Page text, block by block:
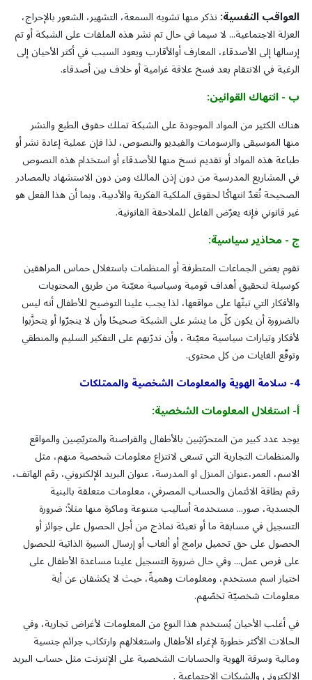
العواقب النفسية: نذكر منها تشويه السمعة، التشهير، الشعور بالإحراج،
العزلة الاجتماعية... لا سيما في حال تم نشر هذه الملفات على الشبكة أو تم
إرسالها إلى الأصدقاء، المعارف أوالأقارب ويعود السبب في أكثر الأحيان إلى
الرغبة في الانتقام بعد فسخ علاقة غرامية أو خلاف بين أصدقاء.
ب -انتهاكالقوانين:
هناك الكثير من المواد الموجودة على الشبكة تملك حقوق الطبع والنشر
منها الموسيقى والرسومات والفيديو والنصوص، لذا فإن عملية إعادة نشر أو
طباعة هذه المواد أو تقديم نسخ منها للأصدقاء أو استخدام هذه النصوص
في المشاريع المدرسية من دون إذن المالك ومن دون الاستشهاد بالمصادر
الصحيحة تُعَدّ انتهاكًا لحقوق الملكية الفكرية والأدبية، وبما أن هذا الفعل هو
غير قانوني فإنه يعرّض الفاعل للملاحقة القانونية.
ج-محاذيرسياسية:
تقوم بعض الجماعات المتطرفة أو المنظمات باستغلال حماس المراهقين
كوسيلة لتحقيق أهداف قومية وسياسية معيّنة من طريق المحتويات
والأفكار التي تبثّها على مواقعها، لذا يجب علينا التوضيح للأطفال أنه ليس
بالضرورة أن يكون كلّ ما ينشر على الشبكة صحيحًا وأن لا ينجرّوا أو يتحزَّبوا
لأفكار وتيارات سياسية معيّنة ، وأن ندرّبهم على التفكير السليم والمنطقي
وتوقّع الغايات من كل محتوى.
4- سلامة الهوية والمعلومات الشخصية والممتلكات
أ-استغلالالمعلوماتالشخصية:
يوجد عدد كبير من المتحرّشِين بالأطفال والقراصنة والمتربّصِين والمواقع
والمنظمات التجارية التي تسعى لانتزاع معلومات شخصية منهم، مثل
الاسم، العمر،عنوان المنزل او المدرسة، عنوان البريد الإلكتروني، رقم الهاتف،
رقم بطاقة الائتمان والحساب المصرفي، معلومات متعلقة بالبنية
الجسدية، صور... مستخدمة أساليب متنوعة وماكرة منها مثلاً: ضرورة
التسجيل في مسابقة ما أو تعبئة نماذج من أجل الحصول على جوائز أو
الحصول على حق تحميل برامج أو ألعاب أو إرسال السيرة الذاتية للحصول
على فرص عمل... وفي حال ضرورة التسجيل علينا مساعدة الأطفال على
اختيار اسم مستخدم، ومعلومات وهميةّ، حيث لا يكشفان عن أية
معلومات شخصيّة تخصّهم.
في أغلب الأحيان يُستخدم هذا النوع من المعلومات لأغراض تجارية، وفي
الحالات الأكثر خطورة لإغراء الأطفال واستغلالهم وارتكاب جرائم جنسية
ومالية وسرقة الهوية والحسابات الشخصية على الإنترنت مثل حساب البريد
الإلكتروني والشبكات الاجتماعية .